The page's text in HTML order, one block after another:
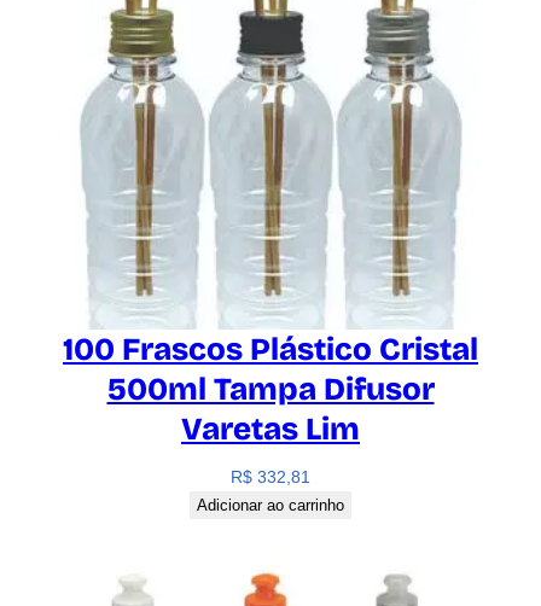
100 Frascos Plástico Cristal
500ml Tampa Difusor
Varetas Lim
R$ 332,81
Adicionar ao carrinho